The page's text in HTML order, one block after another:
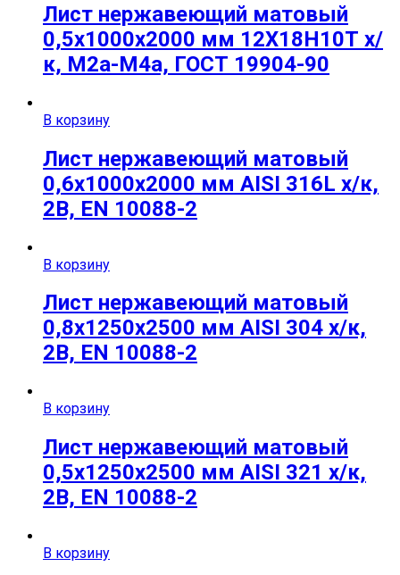
Лист нержавеющий матовый
0,5х1000х2000 мм 12Х18Н10Т х/
к, М2а-М4а, ГОСТ 19904-90
В корзину
Лист нержавеющий матовый
0,6х1000х2000 мм AISI 316L х/к,
2B, EN 10088-2
В корзину
Лист нержавеющий матовый
0,8х1250х2500 мм AISI 304 х/к,
2B, EN 10088-2
В корзину
Лист нержавеющий матовый
0,5х1250х2500 мм AISI 321 х/к,
2B, EN 10088-2
В корзину